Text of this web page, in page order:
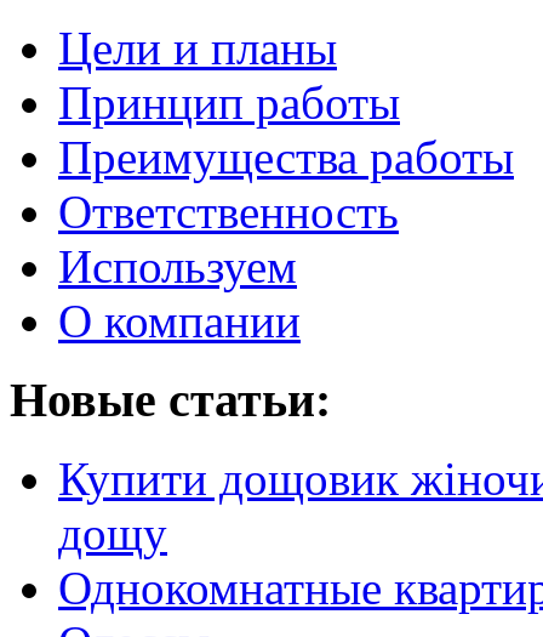
Цели и планы
Принцип работы
Преимущества работы
Ответственность
Используем
О компании
Новые статьи:
Купити дощовик
дощу
Однокомнатные